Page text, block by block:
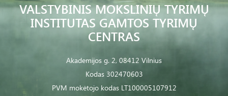
VALSTYBINIS MOKSLINIŲ TYRIMŲ
INSTITUTAS GAMTOS TYRIMŲ
CENTRAS
Akademijos g. 2, 08412 Vilnius
Kodas 302470603
PVM mokėtojo kodas LT100005107912